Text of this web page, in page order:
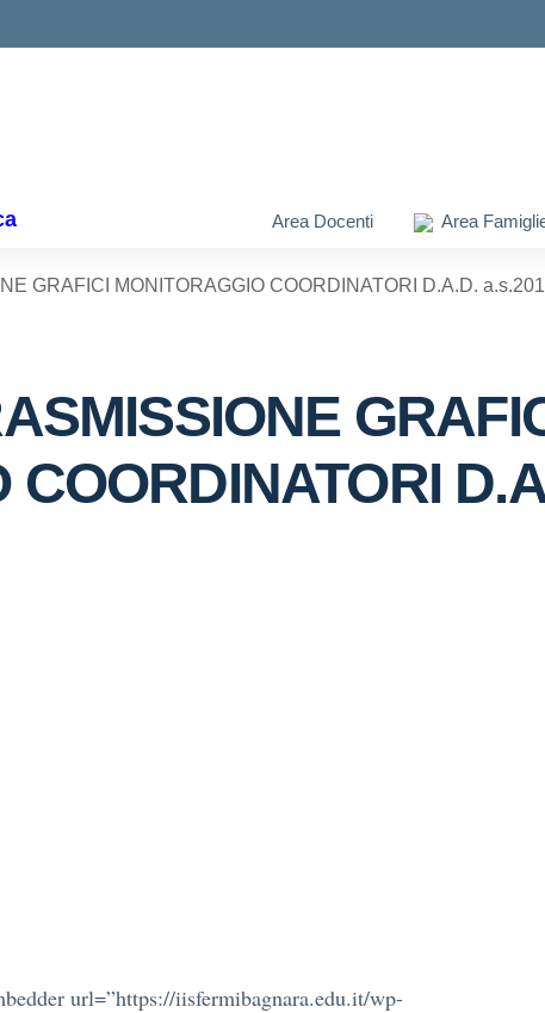
Area Docenti Area
GRAFICI MONITORAGGIO COORDINATORI D.A.D.
COORDINATORI
url=”https://iisfermibagnara.edu.it/wp-